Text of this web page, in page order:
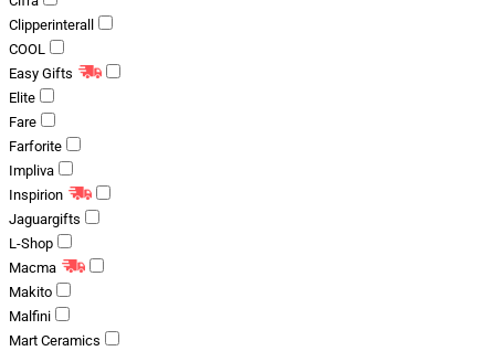
Clipperinterall
COOL
Easy Gifts
Elite
Fare
Farforite
Impliva
Inspirion
Jaguargifts
L-Shop
Macma
Makito
Malfini
Mart Ceramics